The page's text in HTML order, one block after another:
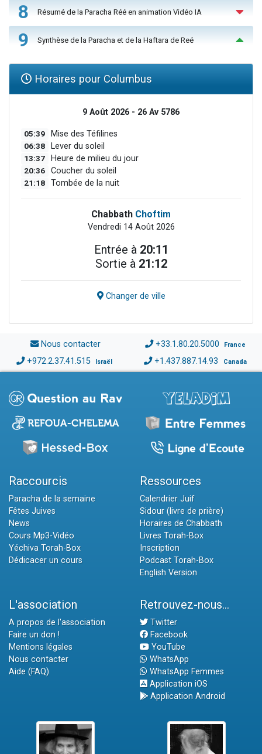
8 Résumé de la Paracha Réé en animation Vidéo IA
9 Synthèse de la Paracha et de la Haftara de Reé
Horaires pour Columbus
9 Août 2026 - 26 Av 5786
05:39 Mise des Téfilines
06:38 Lever du soleil
13:37 Heure de milieu du jour
20:36 Coucher du soleil
21:18 Tombée de la nuit
Chabbath Choftim
Vendredi 14 Août 2026
Entrée à 20:11
Sortie à 21:12
Changer de ville
Nous contacter +33.1.80.20.5000 France
+972.2.37.41.515 Israël +1.437.887.14.93 Canada
Raccourcis
Paracha de la semaine
Fêtes Juives
News
Cours Mp3-Vidéo
Yéchiva Torah-Box
Dédicacer un cours
Ressources
Calendrier Juif
Sidour (livre de prière)
Horaires de Chabbath
Livres Torah-Box
Inscription
Podcast Torah-Box
English Version
L'association
A propos de l'association
Faire un don !
Mentions légales
Nous contacter
Aide (FAQ)
Retrouvez-nous...
Twitter
Facebook
YouTube
WhatsApp
WhatsApp Femmes
Application iOS
Application Android